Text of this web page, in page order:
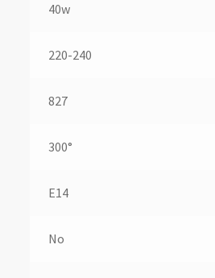
40w
220-240
827
300°
E14
No